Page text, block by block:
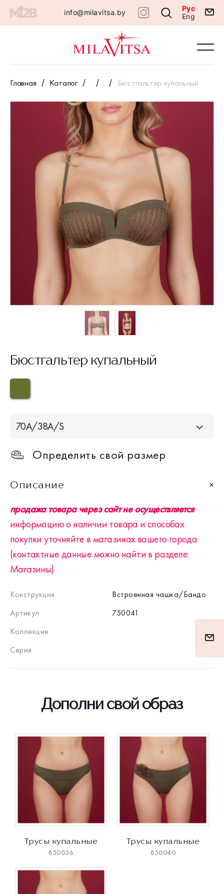
info@milavitsa.by
Рус
Eng
Главная Каталог Бюстгальтер купальный
Бюстгальтер купальный
70A/38A/S
Определить свой размер
Описание
продажа товара через сайт не осуществляется
информацию о наличии товара и способах
покупки уточняйте в магазинах вашего города
(контактные данные можно найти в разделе
Магазины)
Конструкция
Встроенная чашка/Бандо
Артикул
750041
Коллекция
Серия
Дополни свой образ
Трусы купальные
850036
Трусы купальные
850040